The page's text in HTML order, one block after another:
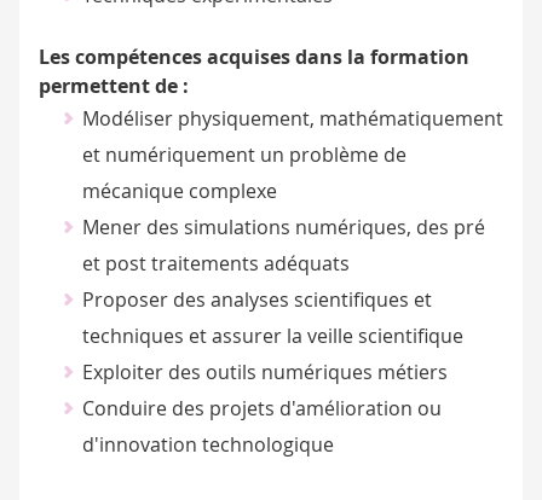
Les compétences acquises dans la formation
permettent de :
Modéliser physiquement, mathématiquement
et numériquement un problème de
mécanique complexe
Mener des simulations numériques, des pré
et post traitements adéquats
Proposer des analyses scientifiques et
techniques et assurer la veille scientifique
Exploiter des outils numériques métiers
Conduire des projets d'amélioration ou
d'innovation technologique